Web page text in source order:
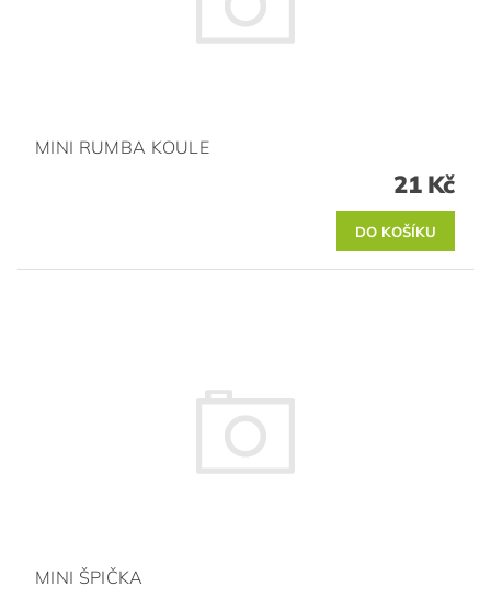
MINI RUMBA KOULE
21 Kč
MINI ŠPIČKA